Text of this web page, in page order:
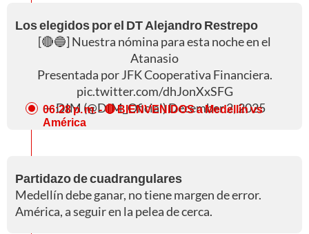
Los elegidos por el DT Alejandro Restrepo
[🔴🔵] Nuestra nómina para esta noche en el
Atanasio
Presentada por JFK Cooperativa Financiera.
pic.twitter.com/dhJonXxSFG
— DIM (@DIM_Oficial)December 2, 2025
06:28 p. m.- 🔴 BIENVENIDOS a Medellín vs
América
Partidazo de cuadrangulares
Medellín debe ganar, no tiene margen de error.
América, a seguir en la pelea de cerca.